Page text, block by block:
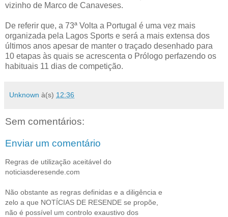
vizinho de Marco de Canaveses.
De referir que, a 73ª Volta a Portugal é uma vez mais
organizada pela Lagos Sports e será a mais extensa dos
últimos anos apesar de manter o traçado desenhado para
10 etapas às quais se acrescenta o Prólogo perfazendo os
habituais 11 dias de competição.
Unknown à(s) 12:36
Sem comentários:
Enviar um comentário
Regras de utilização aceitável do
noticiasderesende.com
Não obstante as regras definidas e a diligência e
zelo a que NOTÍCIAS DE RESENDE se propõe,
não é possível um controlo exaustivo dos